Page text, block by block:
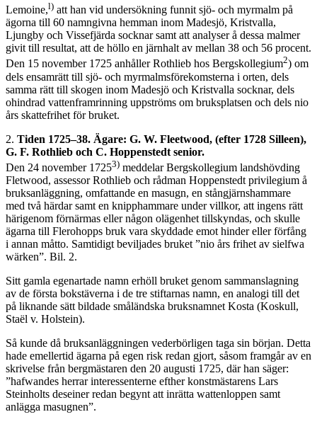
Lemoine,l) att han vid undersökning funnit sjö- och myrmalm på
ägorna till 60 namngivna hemman inom Madesjö, Kristvalla,
Ljungby och Vissefjärda socknar samt att analyser å dessa malmer
givit till resultat, att de höllo en järnhalt av mellan 38 och 56 procent.
Den 15 november 1725 anhåller Rothlieb hos Bergskollegium2) om
dels ensamrätt till sjö- och myrmalmsförekomsterna i orten, dels
samma rätt till skogen inom Madesjö och Kristvalla socknar, dels
ohindrad vattenframrinning uppströms om bruksplatsen och dels nio
års skattefrihet för bruket.
2. Tiden 1725–38. Ägare: G. W. Fleetwood, (efter 1728 Silleen),
G. F. Rothlieb och C. Hoppenstedt senior.
Den 24 november 17253) meddelar Bergskollegium landshövding
Fletwood, assessor Rothlieb och rådman Hoppenstedt privilegium å
bruksanläggning, omfattande en masugn, en stångjärnshammare
med två härdar samt en knipphammare under villkor, att ingens rätt
härigenom förnärmas eller någon olägenhet tillskyndas, och skulle
ägarna till Flerohopps bruk vara skyddade emot hinder eller förfång
i annan måtto. Samtidigt beviljades bruket ”nio års frihet av sielfwa
wärken”. Bil. 2.
Sitt gamla egenartade namn erhöll bruket genom sammanslagning
av de första bokstäverna i de tre stiftarnas namn, en analogi till det
på liknande sätt bildade småländska bruksnamnet Kosta (Koskull,
Staël v. Holstein).
Så kunde då bruksanläggningen vederbörligen taga sin början. Detta
hade emellertid ägarna på egen risk redan gjort, såsom framgår av en
skrivelse från bergmästaren den 20 augusti 1725, där han säger:
”hafwandes herrar interessenterne efther konstmästarens Lars
Steinholts deseiner redan begynt att inrätta wattenloppen samt
anlägga masugnen”.